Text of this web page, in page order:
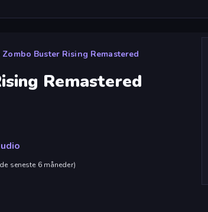
Zombo Buster Rising Remastered
Remastered
seneste 6 måneder)